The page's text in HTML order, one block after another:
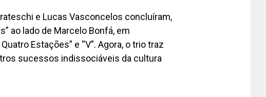
e Lucas Vasconcelos concluíram,
ao lado de Marcelo Bonfá, em
Estações” e “V”. Agora, o trio traz
sucessos indissociáveis da cultura